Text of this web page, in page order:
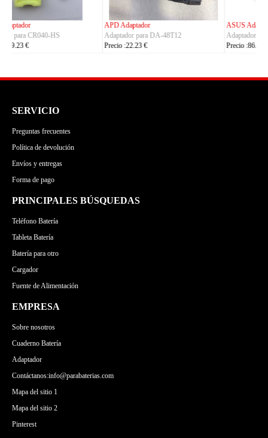
ASUS Adaptador
Adaptador para ADP-380AB_B
Precio :86.23 €
OLYMPUS Adaptador
Adaptador para CH4000
Precio :100.23 €
SERVICIO
Preguntas frecuentes
Política de devolución
Envíos y entregas
Forma de pago
PRINCIPALES BÚSQUEDAS
Teléfono Batería
Tableta Batería
Batería para otro
Cargador
Fuente de Alimentación
EMPRESA
Sobre nosotros
Cuaderno Batería
Adaptador
Contáctanos:info@parabaterias.com
Mapa del sitio 1
Mapa del sitio 2
Pinterest